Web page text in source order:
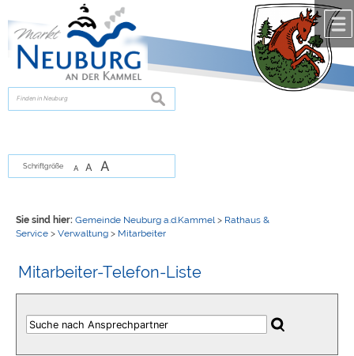
zur Navigationoder
springen.
suchen
Schriftgröße A A A
Sie sind hier: Gemeinde Neuburg a.d.Kammel > Rathaus &
Service> Verwaltung> Mitarbeiter
Mitarbeiter-Telefon-Liste